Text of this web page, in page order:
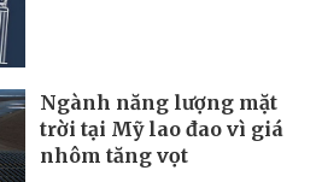
Ngành năng lượng mặt
trời tại Mỹ lao đao vì giá
nhôm tăng vọt